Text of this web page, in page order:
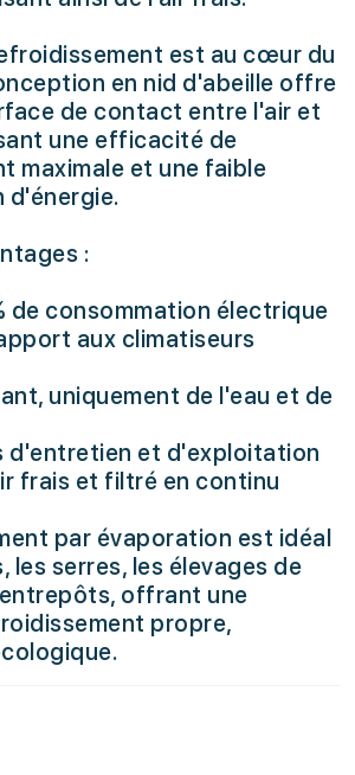
est au cœur du
en nid d'abeille offre
de contact entre l'air et
une efficacité de
maximale et une faible
d'énergie.
:
de consommation électrique
aux climatiseurs
uniquement de l'eau et de
d'entretien et d'exploitation
frais et filtré en continu
par évaporation est idéal
les serres, les élevages de
offrant une
propre,